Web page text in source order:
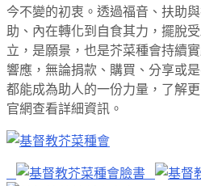
今不變的初衷。透過福音、扶助
助、內在轉化到自食其力，擺脫
立，是願景，也是芥菜種會持續
響應，無論捐款、購買、分享或
都能成為助人的一份力量，了解
官網查看詳細資訊。